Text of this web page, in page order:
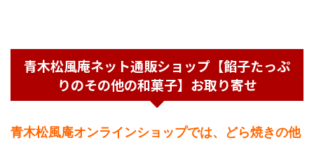
青木松風庵ネット通販ショップ【餡子たっぷ
りのその他の和菓子】お取り寄せ
青木松風庵オンラインショップでは、どら焼きの他